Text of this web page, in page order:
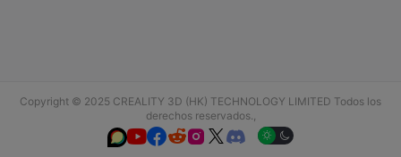
Copyright © 2025 CREALITY 3D (HK) TECHNOLOGY LIMITED Todos los
derechos reservados.,
  